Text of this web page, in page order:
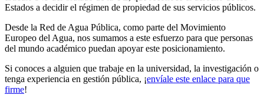
Estados a decidir el régimen de propiedad de sus servicios públicos.
Desde la Red de Agua Pública, como parte del Movimiento
Europeo del Agua, nos sumamos a este esfuerzo para que personas
del mundo académico puedan apoyar este posicionamiento.
Si conoces a alguien que trabaje en la universidad, la investigación o
tenga experiencia en gestión pública, ¡envíale este enlace para que
firme!